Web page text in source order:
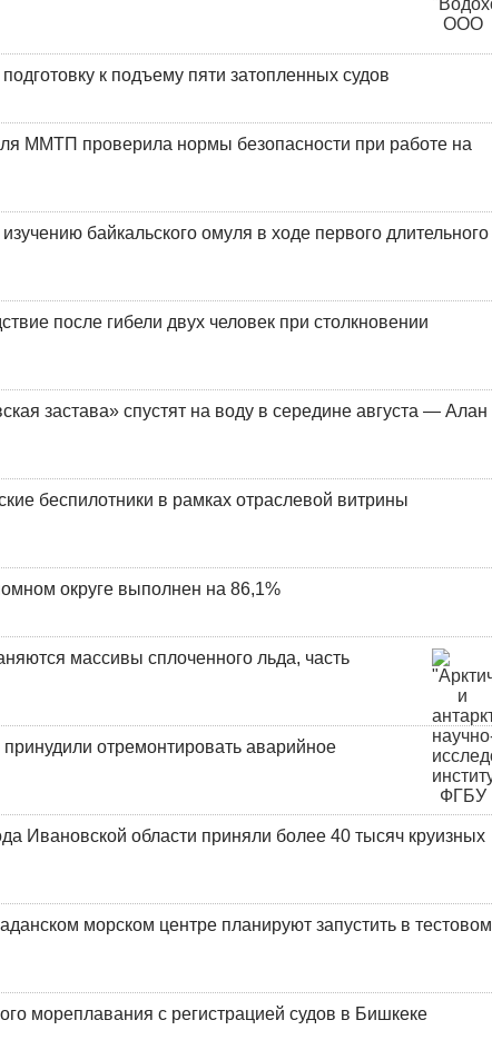
к подъему пяти затопленных судов
ММТП проверила нормы безопасности при работе на
байкальского омуля в ходе первого длительного
после гибели двух человек при столкновении
застава» спустят на воду в середине августа — Алан
беспилотники в рамках отраслевой витрины
округе выполнен на 86,1%
массивы сплоченного льда, часть
отремонтировать аварийное
Ивановской области приняли более 40 тысяч круизных
морском центре планируют запустить в тестовом
мореплавания с регистрацией судов в Бишкеке